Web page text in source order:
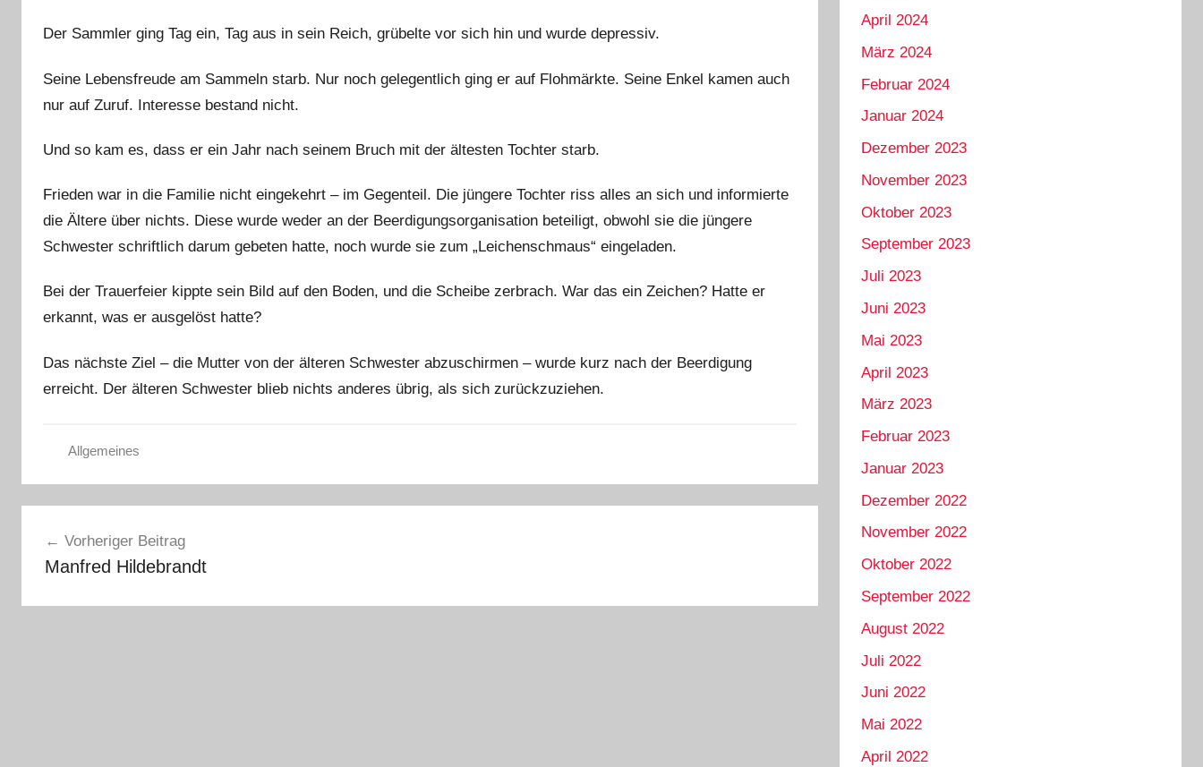
Der Sammler ging Tag ein, Tag aus in sein Reich, grübelte vor sich hin und wurde depressiv.
Seine Lebensfreude am Sammeln starb. Nur noch gelegentlich ging er auf Flohmärkte. Seine Enkel kamen auch
nur auf Zuruf. Interesse bestand nicht.
Und so kam es, dass er ein Jahr nach seinem Bruch mit der ältesten Tochter starb.
Frieden war in die Familie nicht eingekehrt – im Gegenteil. Die jüngere Tochter riss alles an sich und informierte
die Ältere über nichts. Diese wurde weder an der Beerdigungsorganisation beteiligt, obwohl sie die jüngere
Schwester schriftlich darum gebeten hatte, noch wurde sie zum „Leichenschmaus“ eingeladen.
Bei der Trauerfeier kippte sein Bild auf den Boden, und die Scheibe zerbrach. War das ein Zeichen? Hatte er
erkannt, was er ausgelöst hatte?
Das nächste Ziel – die Mutter von der älteren Schwester abzuschirmen – wurde kurz nach der Beerdigung
erreicht. Der älteren Schwester blieb nichts anderes übrig, als sich zurückzuziehen.
Allgemeines
Vorheriger Beitrag
Manfred Hildebrandt
April 2024
März 2024
Februar 2024
Januar 2024
Dezember 2023
November 2023
Oktober 2023
September 2023
Juli 2023
Juni 2023
Mai 2023
April 2023
März 2023
Februar 2023
Januar 2023
Dezember 2022
November 2022
Oktober 2022
September 2022
August 2022
Juli 2022
Juni 2022
Mai 2022
April 2022